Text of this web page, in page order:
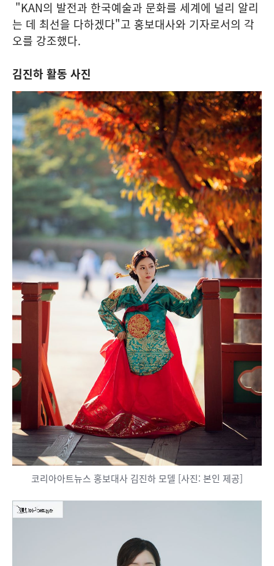
"KAN의 발전과 한국예술과 문화를 세계에 널리 알리
는 데 최선을 다하겠다"고 홍보대사와 기자로서의 각
오를 강조했다.
김진하 활동 사진
코리아아트뉴스 홍보대사 김진하 모델 [사진: 본인 제공]